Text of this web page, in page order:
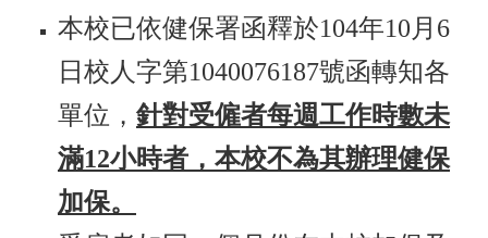
本校已依健保署函釋於104年10月6
日校人字第1040076187號函轉知各
單位， 針對受僱者每週工作時數未
滿12小時者，本校不為其辦理健保
加保。